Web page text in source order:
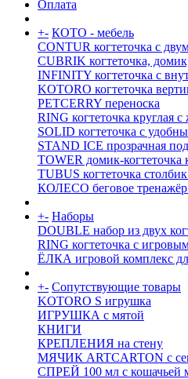
Оплата
+- КОТО - мебель
CONTUR когтеточка с
CUBRIK когтеточка,
INFINITY когтеточка с
KOTORO когтеточка
PETCERRY переноска
RING когтеточка круглая
SOLID когтеточка с
STAND ICE прозрачная
TOWER домик-
TUBUS когтеточка
КОЛЕСО беговое тренажёр
+- Наборы
DOUBLE набор из двух
RING когтеточка c
ЁЛКА игровой комплекс
+- Сопутствующие товары
KOTORO S игрушка
ИГРУШКА с мятой
КНИГИ
КРЕПЛЕНИЯ на стену
МЯЧИК ARTCARTON с
СПРЕЙ 100 мл с кошачьей